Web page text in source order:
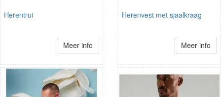
Herentrui
Meer info
Herenvest met sjaalkraag
Meer info